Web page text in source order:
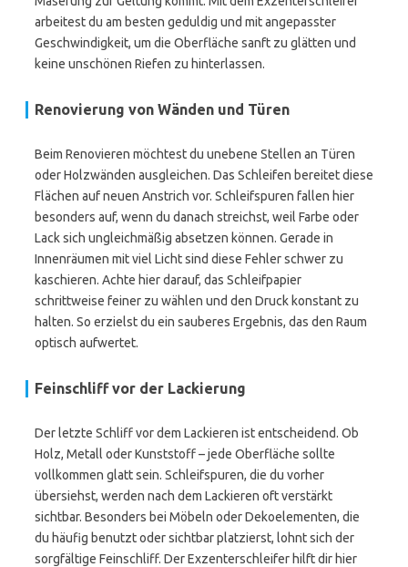
arbeitest du am besten geduldig und mit angepasster
Geschwindigkeit, um die Oberfläche sanft zu glätten und
keine unschönen Riefen zu hinterlassen.
Renovierung von Wänden und Türen
Beim Renovieren möchtest du unebene Stellen an Türen
oder Holzwänden ausgleichen. Das Schleifen bereitet diese
Flächen auf neuen Anstrich vor. Schleifspuren fallen hier
besonders auf, wenn du danach streichst, weil Farbe oder
Lack sich ungleichmäßig absetzen können. Gerade in
Innenräumen mit viel Licht sind diese Fehler schwer zu
kaschieren. Achte hier darauf, das Schleifpapier
schrittweise feiner zu wählen und den Druck konstant zu
halten. So erzielst du ein sauberes Ergebnis, das den Raum
optisch aufwertet.
Feinschliff vor der Lackierung
Der letzte Schliff vor dem Lackieren ist entscheidend. Ob
Holz, Metall oder Kunststoff – jede Oberfläche sollte
vollkommen glatt sein. Schleifspuren, die du vorher
übersiehst, werden nach dem Lackieren oft verstärkt
sichtbar. Besonders bei Möbeln oder Dekoelementen, die
du häufig benutzt oder sichtbar platzierst, lohnt sich der
sorgfältige Feinschliff. Der Exzenterschleifer hilft dir hier